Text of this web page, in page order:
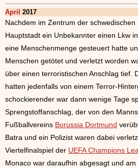
April 2017
Nachdem im Zentrum der schwedischen
Hauptstadt ein Unbekannter einen Lkw in
eine Menschenmenge gesteuert hatte
Menschen getötet und verletzt worden
über einen terroristischen Anschlag tief.
hatten jedenfalls von einem Terror-
schockierender war dann wenige Tage
Sprengstoffanschlag, der von den
Fußballvereins Borussia Dortmund
Batra und ein Polizist waren dabei
Viertelfinalspiel der UEFA Champions
Monaco war daraufhin abgesagt und